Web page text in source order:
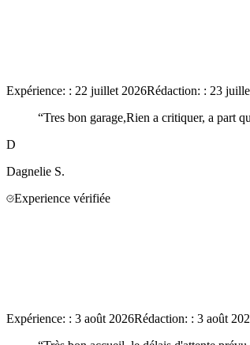
Expérience: : 22 juillet 2026Rédaction: : 23
“Tres bon garage,Rien a critiquer, a part
D
Dagnelie S.
Experience vérifiée
Expérience: : 3 août 2026Rédaction: : 3 août